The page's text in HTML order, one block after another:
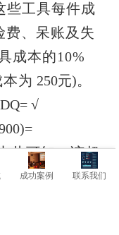
些工具每件成
费、呆账及失
成本的10%
为 250元)。
√
此可知，该超
为289元。考
成功案例 联系我们